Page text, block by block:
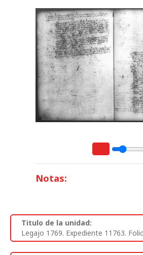
Notas:
Titulo de la unidad:
Legajo 1769. Expediente 11763.